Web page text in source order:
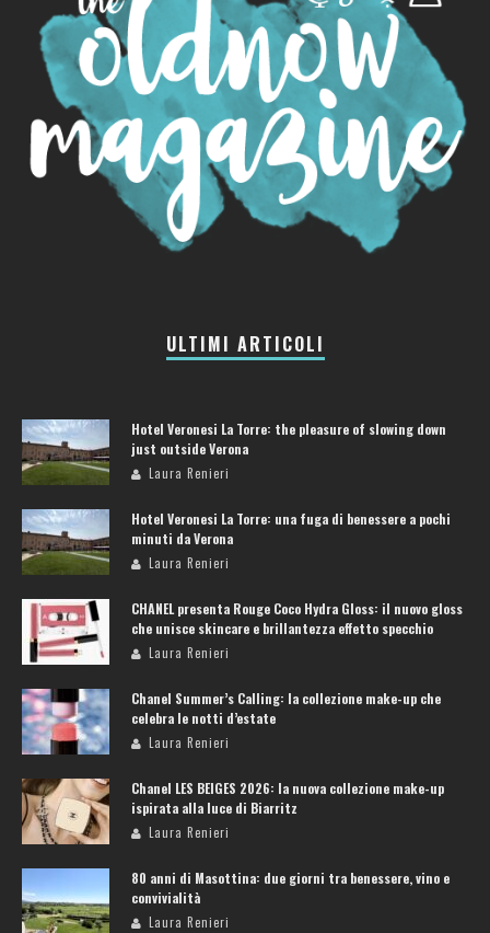
ULTIMI ARTICOLI
Hotel Veronesi La Torre: the pleasure of slowing down
just outside Verona
Laura Renieri
Hotel Veronesi La Torre: una fuga di benessere a pochi
minuti da Verona
Laura Renieri
CHANEL presenta Rouge Coco Hydra Gloss: il nuovo gloss
che unisce skincare e brillantezza effetto specchio
Laura Renieri
Chanel Summer’s Calling: la collezione make-up che
celebra le notti d’estate
Laura Renieri
Chanel LES BEIGES 2026: la nuova collezione make-up
ispirata alla luce di Biarritz
Laura Renieri
80 anni di Masottina: due giorni tra benessere, vino e
convivialità
Laura Renieri